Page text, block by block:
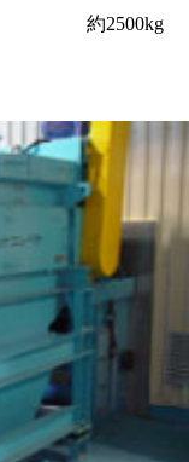
約2500kg